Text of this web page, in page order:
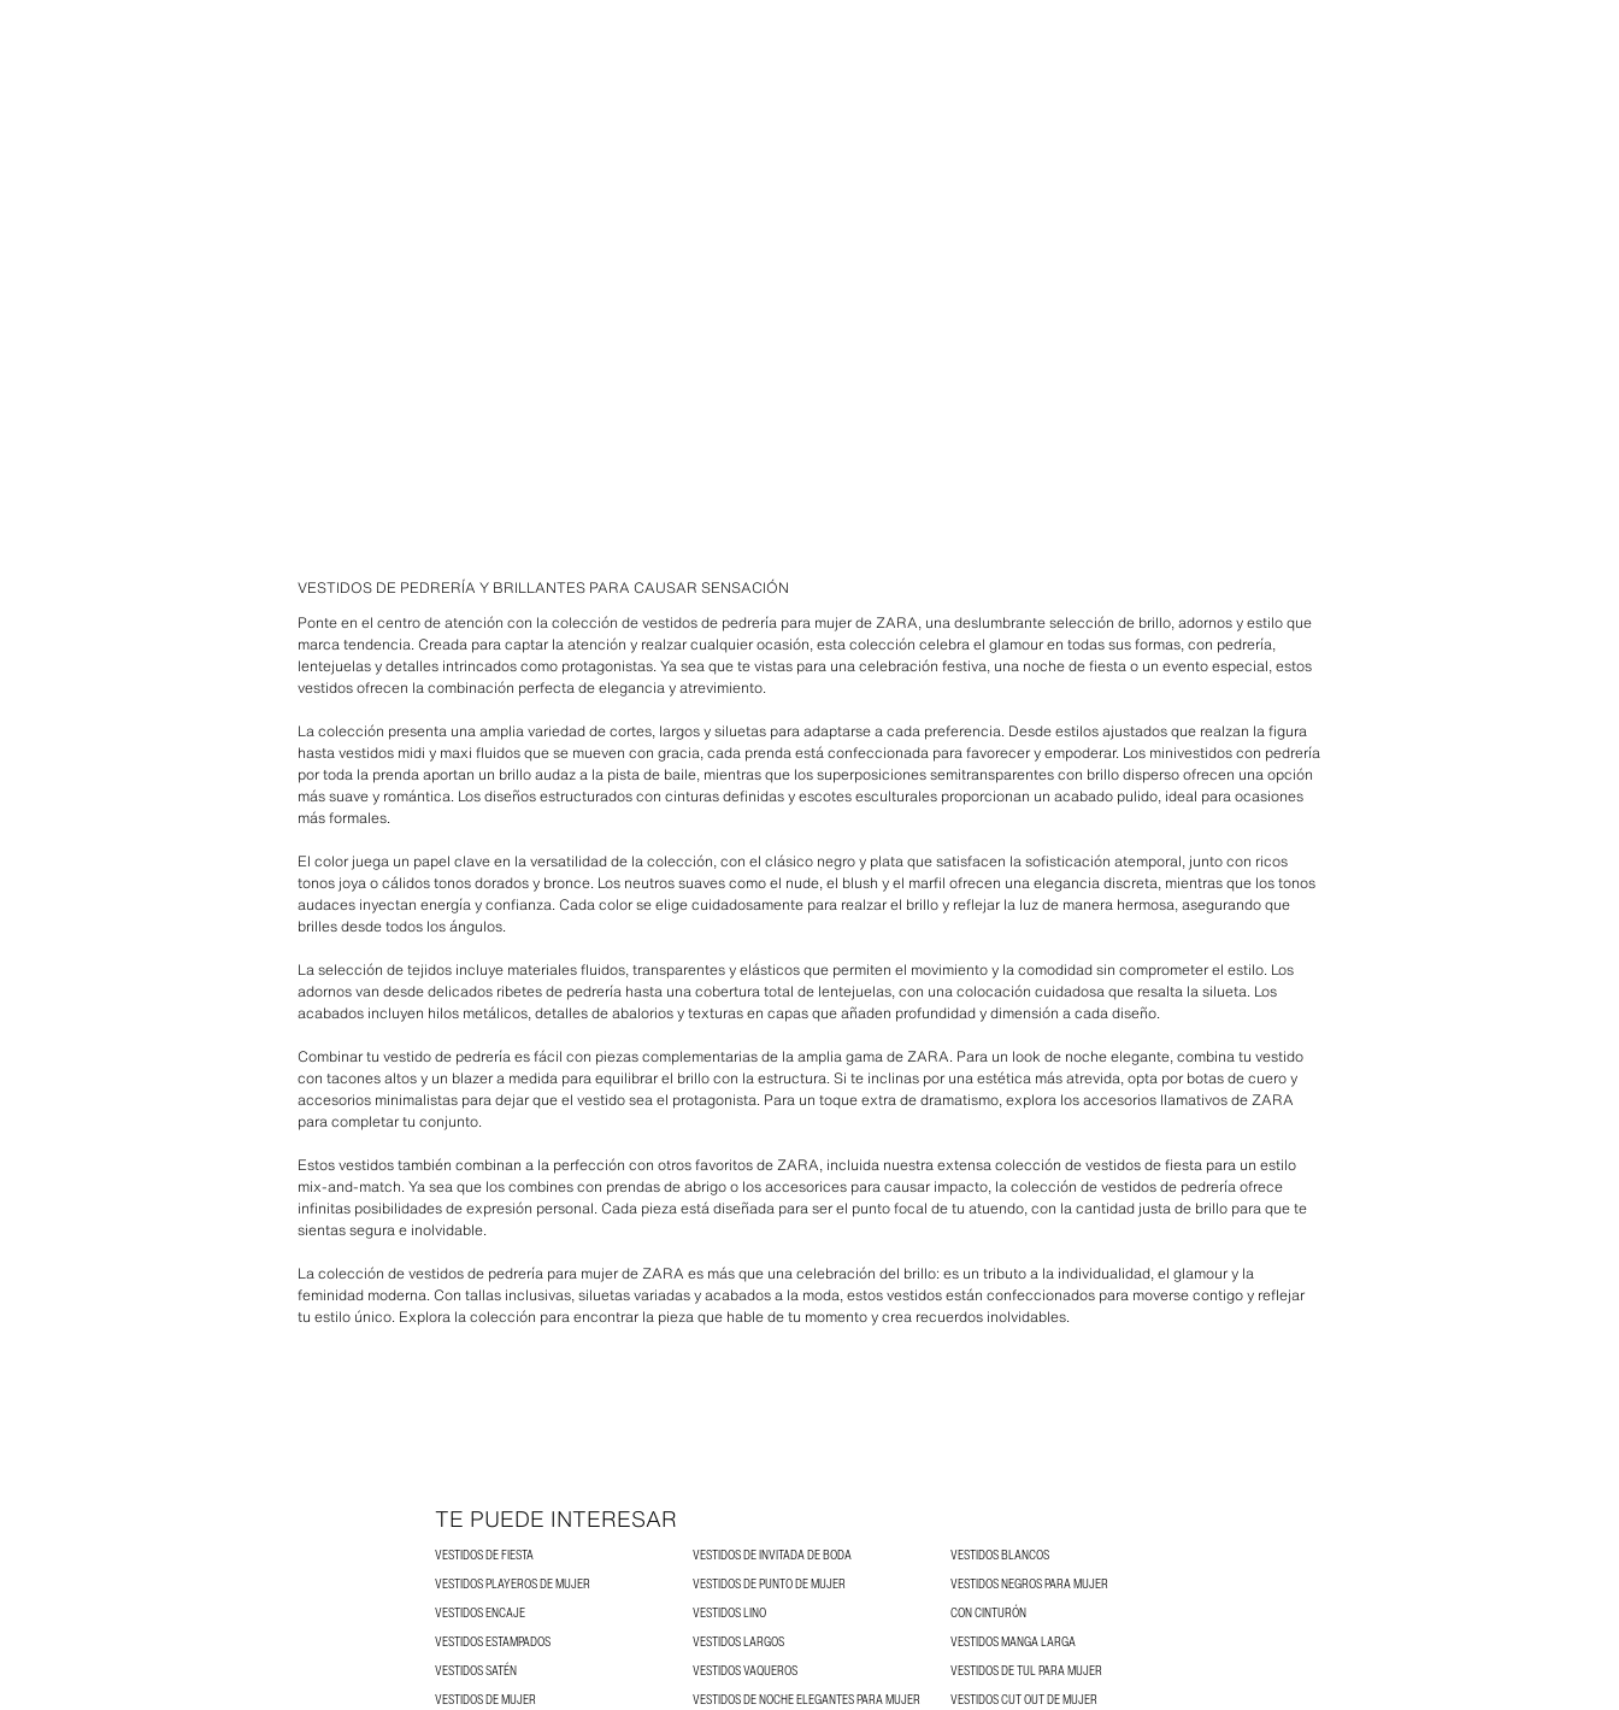
VESTIDOS DE PEDRERÍA Y BRILLANTES PARA CAUSAR SENSACIÓN
Ponte en el centro de atención con la colección de vestidos de pedrería para mujer de ZARA, una deslumbrante selección de brillo, adornos y estilo que
marca tendencia. Creada para captar la atención y realzar cualquier ocasión, esta colección celebra el glamour en todas sus formas, con pedrería,
lentejuelas y detalles intrincados como protagonistas. Ya sea que te vistas para una celebración festiva, una noche de fiesta o un evento especial, estos
vestidos ofrecen la combinación perfecta de elegancia y atrevimiento.
La colección presenta una amplia variedad de cortes, largos y siluetas para adaptarse a cada preferencia. Desde estilos ajustados que realzan la figura
hasta vestidos midi y maxi fluidos que se mueven con gracia, cada prenda está confeccionada para favorecer y empoderar. Los minivestidos con pedrería
por toda la prenda aportan un brillo audaz a la pista de baile, mientras que los superposiciones semitransparentes con brillo disperso ofrecen una opción
más suave y romántica. Los diseños estructurados con cinturas definidas y escotes esculturales proporcionan un acabado pulido, ideal para ocasiones
más formales.
El color juega un papel clave en la versatilidad de la colección, con el clásico negro y plata que satisfacen la sofisticación atemporal, junto con ricos
tonos joya o cálidos tonos dorados y bronce. Los neutros suaves como el nude, el blush y el marfil ofrecen una elegancia discreta, mientras que los tonos
audaces inyectan energía y confianza. Cada color se elige cuidadosamente para realzar el brillo y reflejar la luz de manera hermosa, asegurando que
brilles desde todos los ángulos.
La selección de tejidos incluye materiales fluidos, transparentes y elásticos que permiten el movimiento y la comodidad sin comprometer el estilo. Los
adornos van desde delicados ribetes de pedrería hasta una cobertura total de lentejuelas, con una colocación cuidadosa que resalta la silueta. Los
acabados incluyen hilos metálicos, detalles de abalorios y texturas en capas que añaden profundidad y dimensión a cada diseño.
Combinar tu vestido de pedrería es fácil con piezas complementarias de la amplia gama de ZARA. Para un look de noche elegante, combina tu vestido
con tacones altos y un blazer a medida para equilibrar el brillo con la estructura. Si te inclinas por una estética más atrevida, opta por botas de cuero y
accesorios minimalistas para dejar que el vestido sea el protagonista. Para un toque extra de dramatismo, explora los accesorios llamativos de ZARA
para completar tu conjunto.
Estos vestidos también combinan a la perfección con otros favoritos de ZARA, incluida nuestra extensa colección de vestidos de fiesta para un estilo
mix-and-match. Ya sea que los combines con prendas de abrigo o los accesorices para causar impacto, la colección de vestidos de pedrería ofrece
infinitas posibilidades de expresión personal. Cada pieza está diseñada para ser el punto focal de tu atuendo, con la cantidad justa de brillo para que te
sientas segura e inolvidable.
La colección de vestidos de pedrería para mujer de ZARA es más que una celebración del brillo: es un tributo a la individualidad, el glamour y la
feminidad moderna. Con tallas inclusivas, siluetas variadas y acabados a la moda, estos vestidos están confeccionados para moverse contigo y reflejar
tu estilo único. Explora la colección para encontrar la pieza que hable de tu momento y crea recuerdos inolvidables.
TE PUEDE INTERESAR
VESTIDOS DE FIESTA VESTIDOS DE INVITADA DE BODA
VESTIDOS BLANCOS
VESTIDOS PLAYEROS DE MUJER
VESTIDOS DE PUNTO DE MUJER
VESTIDOS NEGROS PARA MUJER
VESTIDOS ENCAJE
VESTIDOS LINO
CON CINTURÓN
VESTIDOS ESTAMPADOS
VESTIDOS LARGOS
VESTIDOS MANGA LARGA
VESTIDOS SATÉN
VESTIDOS VAQUEROS
VESTIDOS DE TUL PARA MUJER
VESTIDOS DE MUJER
VESTIDOS DE NOCHE ELEGANTES PARA MUJER
VESTIDOS CUT OUT DE MUJER